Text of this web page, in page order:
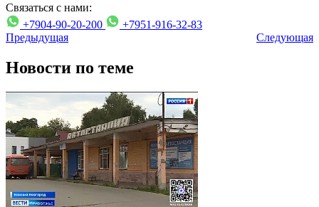
Связаться с нами:
+7904-90-20-200
+7951-916-32-83
Предыдущая
Следующая
Новости по теме